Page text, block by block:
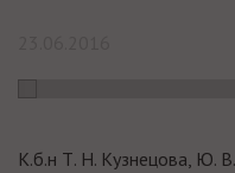
К.б.н Т. Н. Кузнецова, Ю.